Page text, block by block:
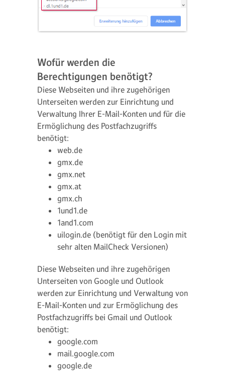
Wofür werden die
Berechtigungen benötigt?
Diese Webseiten und ihre zugehörigen
Unterseiten werden zur Einrichtung und
Verwaltung Ihrer E-Mail-Konten und für die
Ermöglichung des Postfachzugriffs
benötigt:
web.de
gmx.de
gmx.net
gmx.at
gmx.ch
1und1.de
1and1.com
uilogin.de (benötigt für den Login mit
sehr alten MailCheck Versionen)
Diese Webseiten und ihre zugehörigen
Unterseiten von Google und Outlook
werden zur Einrichtung und Verwaltung von
E-Mail-Konten und zur Ermöglichung des
Postfachzugriffs bei Gmail und Outlook
benötigt:
google.com
mail.google.com
google.de